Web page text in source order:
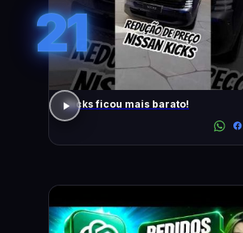
21
Kicks ficou mais barato!